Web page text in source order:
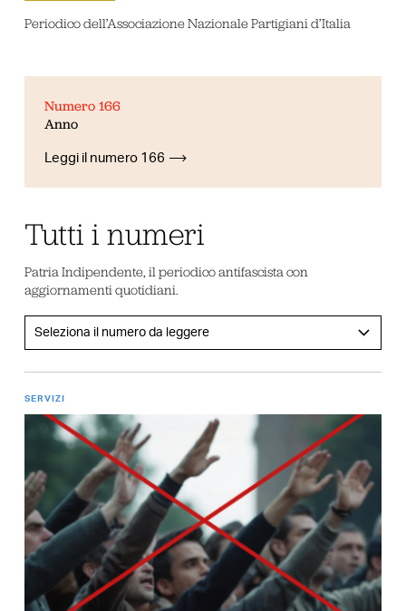
Periodico dell’Associazione Nazionale Partigiani d’Italia
Numero 166
Anno
Leggi il numero 166
Tutti i numeri
Patria Indipendente, il periodico antifascista con
aggiornamenti quotidiani.
SERVIZI